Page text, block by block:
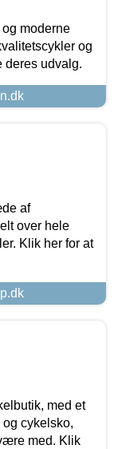
moderne
og
deres udvalg.
af
over hele
Klik her for at
med et
cykelsko,
med. Klik